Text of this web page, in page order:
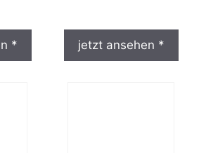
* jetzt ansehen *